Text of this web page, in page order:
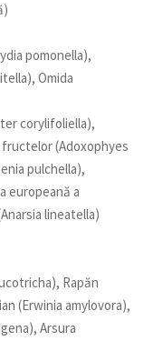
pomonella),
Omida
corylifoliella),
fructelor (Adoxophyes
pulchella),
europeană a
lineatella)
Rapăn
(Erwinia amylovora),
Arsura